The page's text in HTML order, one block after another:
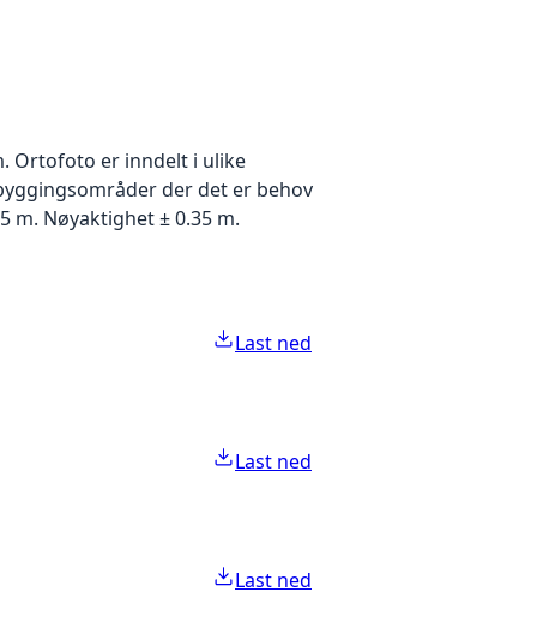
Ortofoto er inndelt i ulike
der det er behov
m. Nøyaktighet ± 0.35 m.
Last ned
Last ned
Last ned